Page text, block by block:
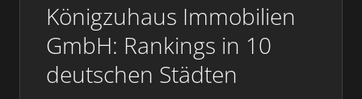
Königzuhaus Immobilien
GmbH: Rankings in 10
deutschen Städten